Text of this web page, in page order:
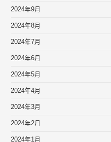
2024年9月
2024年8月
2024年7月
2024年6月
2024年5月
2024年4月
2024年3月
2024年2月
2024年1月